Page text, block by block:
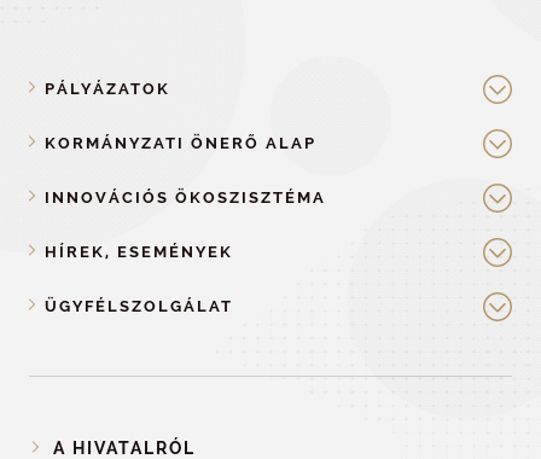
PÁLYÁZATOK
KORMÁNYZATI ÖNERŐ ALAP
INNOVÁCIÓS ÖKOSZISZTÉMA
HÍREK, ESEMÉNYEK
ÜGYFÉLSZOLGÁLAT
A HIVATALRÓL